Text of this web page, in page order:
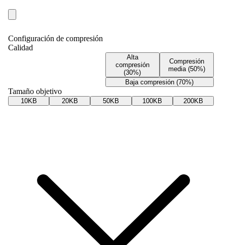
Configuración de compresión
Calidad
Alta
compresión
(30%)
Compresión
media (50%)
Baja compresión (70%)
Tamaño objetivo
10KB 20KB 50KB 100KB 200KB